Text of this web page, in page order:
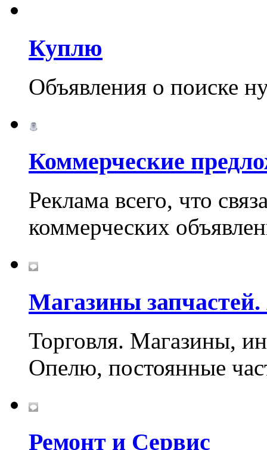
Куплю
Объявления о поиске
Коммерческие
Реклама всего, что
коммерческих
Магазины
Торговля. Магазины,
Опелю, постоянные
Ремонт и Сервис